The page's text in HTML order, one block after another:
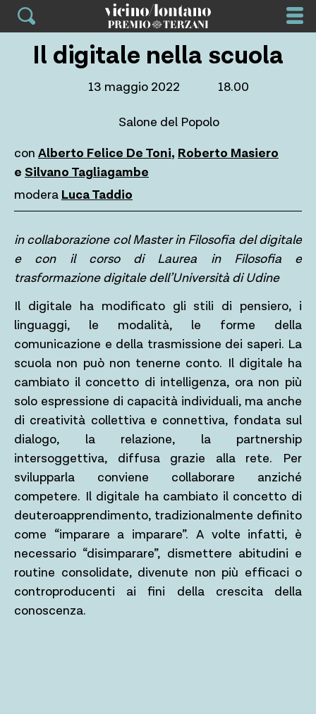
Skip
contentIl digitale nella scuola
13 maggio 2022 18.00
Salone del Popolo
con Alberto Felice De Toni, Roberto Masiero
e Silvano Tagliagambe
modera Luca Taddio
in collaborazione col Master in Filosofia del digitale
e con il corso di Laurea in Filosofia e
trasformazione digitale dell’Università di Udine
Il digitale ha modificato gli stili di pensiero, i
linguaggi, le modalità, le forme della
comunicazione e della trasmissione dei saperi. La
scuola non può non tenerne conto. Il digitale ha
cambiato il concetto di intelligenza, ora non più
solo espressione di capacità individuali, ma anche
di creatività collettiva e connettiva, fondata sul
dialogo, la relazione, la partnership
intersoggettiva, diffusa grazie alla rete. Per
svilupparla conviene collaborare anziché
competere. Il digitale ha cambiato il concetto di
deuteroapprendimento, tradizionalmente definito
come “imparare a imparare”. A volte infatti, è
necessario “disimparare”, dismettere abitudini e
routine consolidate, divenute non più efficaci o
controproducenti ai fini della crescita della
conoscenza.